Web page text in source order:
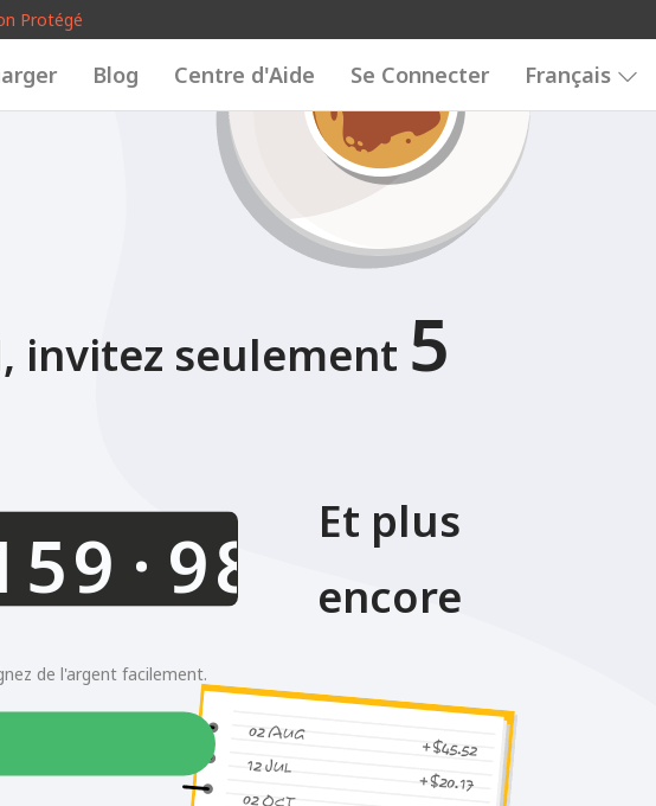
Protégé
Blog Centre d'Aide Se Connecter Français
invitez seulement 5
.0123456789
Et plus
encore
de l'argent facilement.